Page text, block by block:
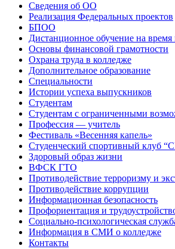
Сведения об ОО
Реализация Федеральных проектов
БПОО
Дистанционное обучение на время
Основы финансовой грамотности
Охрана труда в колледже
Дополнительное образование
Специальности
Истории успеха выпускников
Студентам
Студентам с ограниченными
Профессия — учитель
Фестиваль «Весенняя капель»
Студенческий спортивный
Здоровый образ жизни
ВФСК ГТО
Противодействие терроризму и
Противодействие коррупции
Информационная безопасность
Профориентация и
Социально-психологическая
Информация в СМИ о колледже
Контакты